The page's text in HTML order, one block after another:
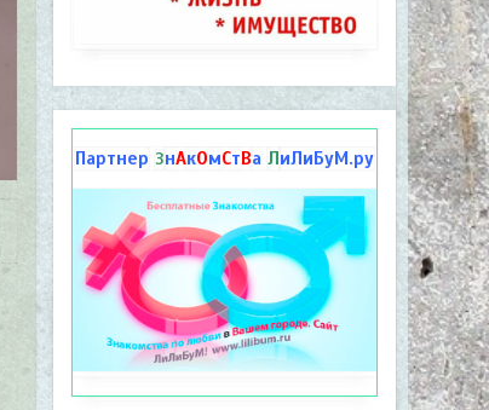
Партнер ЗнАкОмСтВа ЛиЛиБуМ.ру